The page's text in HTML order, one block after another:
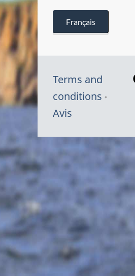
Français
Terms and
conditions
Avis